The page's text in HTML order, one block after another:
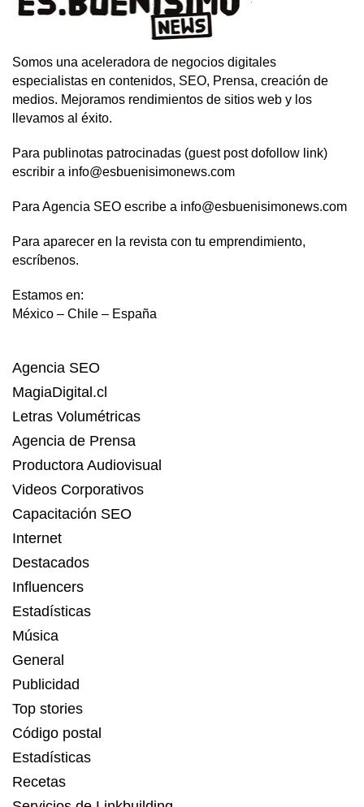
Somos una aceleradora de negocios digitales
especialistas en contenidos, SEO, Prensa, creación de
medios. Mejoramos rendimientos de sitios web y los
llevamos al éxito.
Para publinotas patrocinadas (guest post dofollow link)
escribir a info@esbuenisimonews.com
Para Agencia SEO escribe a info@esbuenisimonews.com
Para aparecer en la revista con tu emprendimiento,
escríbenos.
Estamos en:
México – Chile – España
Agencia SEO
MagiaDigital.cl
Letras Volumétricas
Agencia de Prensa
Productora Audiovisual
Videos Corporativos
Capacitación SEO
Internet
Destacados
Influencers
Estadísticas
Música
General
Publicidad
Top stories
Código postal
Estadísticas
Recetas